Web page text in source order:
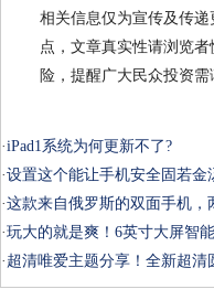
相关信息仅为宣传及传
点，文章真实性请浏览
险，提醒广大民众投资需
·iPad1系统为何更新不了?
·设置这个能让手机安全固若
·这款来自俄罗斯的双面手机，
·玩大的就是爽！6英寸大屏智
· 超清唯爱主题分享！全新超